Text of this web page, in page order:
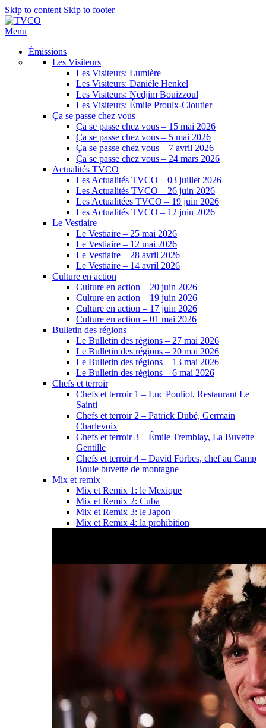
Skip to content Skip to footer
Menu
Émissions
Les Visiteurs
Les Visiteurs: Lumière
Les Visiteurs: Danièle Henkel
Les Visiteurs: Nedjim Bouizzoul
Les Visiteurs: Émile Proulx-Cloutier
Ça se passe chez vous
Ça se passe chez vous – 15 mai 2026
Ça se passe chez vous – 5 mai 2026
Ça se passe chez vous – 7 avril 2026
Ça se passe chez vous – 24 mars 2026
Actualités TVCO
Les Actualités TVCO – 03 juillet 2026
Les Actualités TVCO – 26 juin 2026
Les Actualitées TVCO – 19 juin 2026
Les Actualités TVCO – 12 juin 2026
Le Vestiaire
Le Vestiaire – 25 mai 2026
Le Vestiaire – 12 mai 2026
Le Vestiaire – 28 avril 2026
Le Vestiaire – 14 avril 2026
Culture en action
Culture en action – 20 juin 2026
Culture en action – 19 juin 2026
Culture en action – 17 juin 2026
Culture en action – 01 mai 2026
Bulletin des régions
Le Bulletin des régions – 27 mai 2026
Le Bulletin des régions – 20 mai 2026
Le Bulletin des régions – 13 mai 2026
Le Bulletin des régions – 6 mai 2026
Chefs et terroir
Chefs et terroir 1 – Luc Pouliot, Restaurant Le
Sainti
Chefs et terroir 2 – Patrick Dubé, Germain
Charlevoix
Chefs et terroir 3 – Émile Tremblay, La Buvette
Gentille
Chefs et terroir 4 – David Forbes, chef au Camp
Boule buvette de montagne
Mix et remix
Mix et Remix 1: le Mexique
Mix et Remix 2: Cuba
Mix et Remix 3: le Japon
Mix et Remix 4: la prohibition